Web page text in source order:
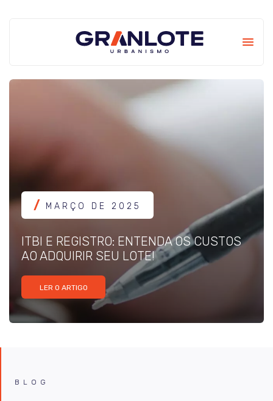
MARÇO DE 2025
ITBI E REGISTRO: ENTENDA OS CUSTOS
AO ADQUIRIR SEU LOTE!
LER O ARTIGO
BLOG